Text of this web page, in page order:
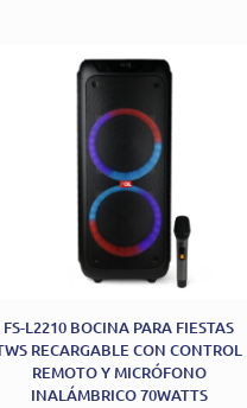
FS-L2210 BOCINA PARA FIESTAS
RECARGABLE CON CONTROL
REMOTO Y MICRÓFONO
INALÁMBRICO 70WATTS